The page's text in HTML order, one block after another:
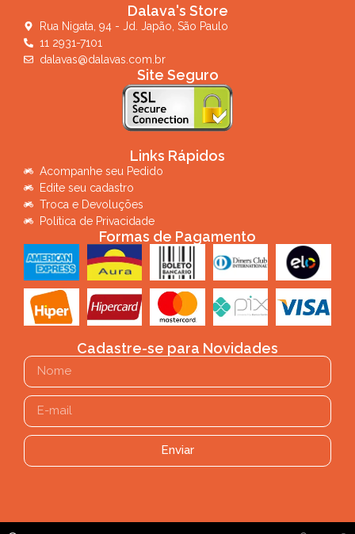
Dalava's Store
Rua Nigata, 94 - Jd. Japão, São Paulo
11 2931-7101
dalavas@dalavas.com.br
Site Seguro
Links Rápidos
Acompanhe seu Pedido
Edite seu cadastro
Troca e Devoluções
Política de Privacidade
Formas de Pagamento
Cadastre-se para Novidades
Enviar